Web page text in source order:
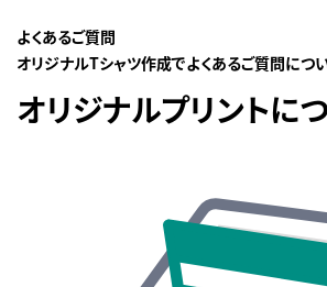
よくあるご質問
オリジナルTシャツ作成でよくあるご質問につ
オリジナルプリントに